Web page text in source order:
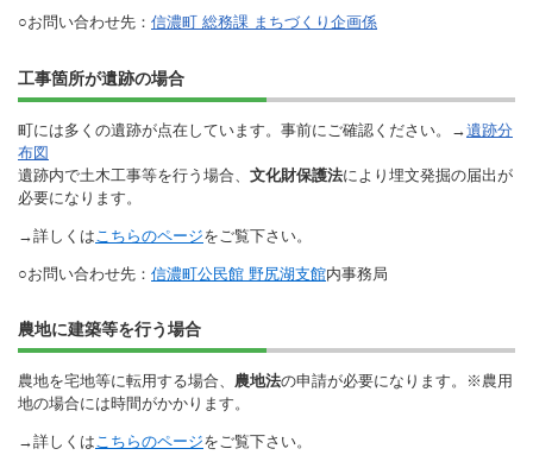
○お問い合わせ先： 信濃町 総務課 まちづくり企画係
工事箇所が遺跡の場合
町には多くの遺跡が点在しています。事前にご確認ください。→遺跡分
布図
遺跡内で土木工事等を行う場合、 文化財保護法により埋文発掘の届出が
必要になります。
→詳しくは こちらのページをご覧下さい。
○お問い合わせ先： 信濃町公民館 野尻湖支館内事務局
農地に建築等を行う場合
農地を宅地等に転用する場合、 農地法の申請が必要になります。※農用
地の場合には時間がかかります。
→詳しくはこちらのページをご覧下さい。